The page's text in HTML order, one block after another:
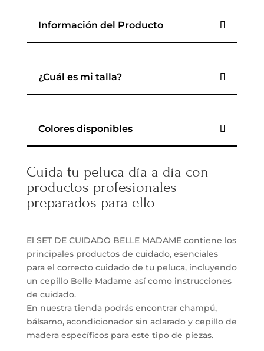
Información del Producto
¿Cuál es mi talla?
Colores disponibles
Cuida tu peluca día a día con
productos profesionales
preparados para ello
El SET DE CUIDADO BELLE MADAME contiene los
principales productos de cuidado, esenciales
para el correcto cuidado de tu peluca, incluyendo
un cepillo Belle Madame así como instrucciones
de cuidado.
En nuestra tienda podrás encontrar champú,
bálsamo, acondicionador sin aclarado y cepillo de
madera específicos para este tipo de piezas.